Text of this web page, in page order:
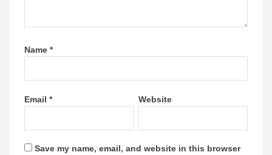
Name *
Email * Website
Save my name, email, and website in this browser